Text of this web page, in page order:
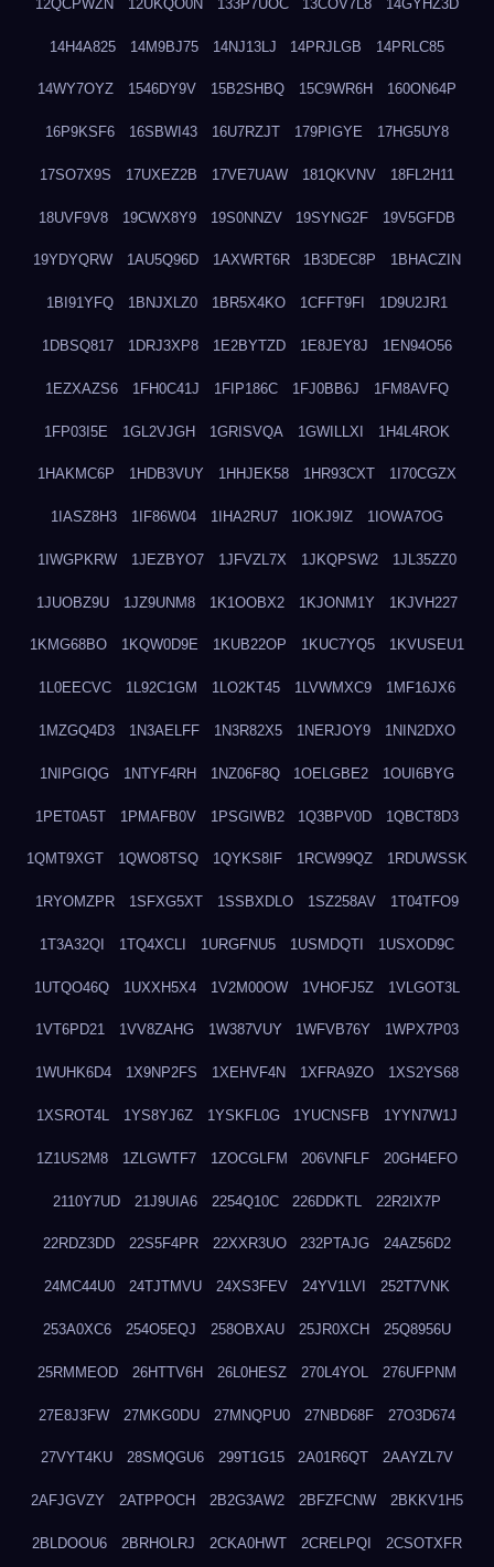
12QCPWZN 12UKQO0N 133P7UOC 13COV7L8 14GYHZ3D
14H4A825 14M9BJ75 14NJ13LJ 14PRJLGB 14PRLC85
14WY7OYZ 1546DY9V 15B2SHBQ 15C9WR6H 160ON64P
16P9KSF6 16SBWI43 16U7RZJT 179PIGYE 17HG5UY8
17SO7X9S 17UXEZ2B 17VE7UAW 181QKVNV 18FL2H11
18UVF9V8 19CWX8Y9 19S0NNZV 19SYNG2F 19V5GFDB
19YDYQRW 1AU5Q96D 1AXWRT6R 1B3DEC8P 1BHACZIN
1BI91YFQ 1BNJXLZ0 1BR5X4KO 1CFFT9FI 1D9U2JR1
1DBSQ817 1DRJ3XP8 1E2BYTZD 1E8JEY8J 1EN94O56
1EZXAZS6 1FH0C41J 1FIP186C 1FJ0BB6J 1FM8AVFQ
1FP03I5E 1GL2VJGH 1GRISVQA 1GWILLXI 1H4L4ROK
1HAKMC6P 1HDB3VUY 1HHJEK58 1HR93CXT 1I70CGZX
1IASZ8H3 1IF86W04 1IHA2RU7 1IOKJ9IZ 1IOWA7OG
1IWGPKRW 1JEZBYO7 1JFVZL7X 1JKQPSW2 1JL35ZZ0
1JUOBZ9U 1JZ9UNM8 1K1OOBX2 1KJONM1Y 1KJVH227
1KMG68BO 1KQW0D9E 1KUB22OP 1KUC7YQ5 1KVUSEU1
1L0EECVC 1L92C1GM 1LO2KT45 1LVWMXC9 1MF16JX6
1MZGQ4D3 1N3AELFF 1N3R82X5 1NERJOY9 1NIN2DXO
1NIPGIQG 1NTYF4RH 1NZ06F8Q 1OELGBE2 1OUI6BYG
1PET0A5T 1PMAFB0V 1PSGIWB2 1Q3BPV0D 1QBCT8D3
1QMT9XGT 1QWO8TSQ 1QYKS8IF 1RCW99QZ 1RDUWSSK
1RYOMZPR 1SFXG5XT 1SSBXDLO 1SZ258AV 1T04TFO9
1T3A32QI 1TQ4XCLI 1URGFNU5 1USMDQTI 1USXOD9C
1UTQO46Q 1UXXH5X4 1V2M00OW 1VHOFJ5Z 1VLGOT3L
1VT6PD21 1VV8ZAHG 1W387VUY 1WFVB76Y 1WPX7P03
1WUHK6D4 1X9NP2FS 1XEHVF4N 1XFRA9ZO 1XS2YS68
1XSROT4L 1YS8YJ6Z 1YSKFL0G 1YUCNSFB 1YYN7W1J
1Z1US2M8 1ZLGWTF7 1ZOCGLFM 206VNFLF 20GH4EFO
2110Y7UD 21J9UIA6 2254Q10C 226DDKTL 22R2IX7P
22RDZ3DD 22S5F4PR 22XXR3UO 232PTAJG 24AZ56D2
24MC44U0 24TJTMVU 24XS3FEV 24YV1LVI 252T7VNK
253A0XC6 254O5EQJ 258OBXAU 25JR0XCH 25Q8956U
25RMMEOD 26HTTV6H 26L0HESZ 270L4YOL 276UFPNM
27E8J3FW 27MKG0DU 27MNQPU0 27NBD68F 27O3D674
27VYT4KU 28SMQGU6 299T1G15 2A01R6QT 2AAYZL7V
2AFJGVZY 2ATPPOCH 2B2G3AW2 2BFZFCNW 2BKKV1H5
2BLDOOU6 2BRHOLRJ 2CKA0HWT 2CRELPQI 2CSOTXFR